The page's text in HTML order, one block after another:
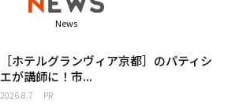
News
［ホテルグランヴィア京都］のパティシ
エが講師に！市...
2026.8.7 PR